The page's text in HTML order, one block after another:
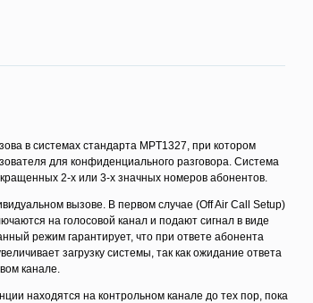
в системах стандарта MPT1327, при котором
для конфиденциального разговора. Система
2-х или 3-х значных номеров абонентов.
вызове. В первом случае (Off Air Call Setup)
на голосовой канал и подают сигнал в виде
режим гарантирует, что при ответе абонента
загрузку системы, так как ожидание ответа
канале.
находятся на контрольном канале до тех пор, пока